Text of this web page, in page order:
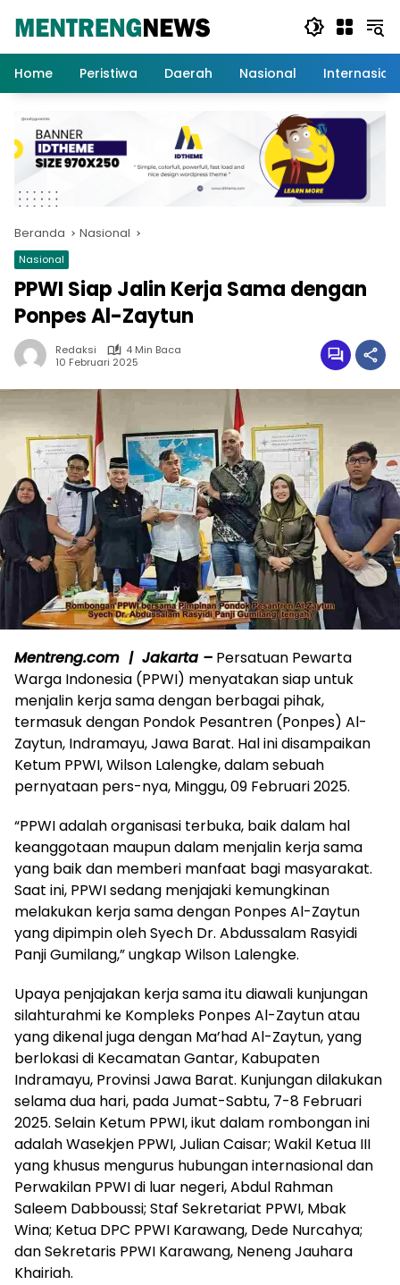
Home
Peristiwa Daerah Nasional
Beranda Nasional
Nasional
PPWI Siap Jalin Kerja Sama dengan
Ponpes Al-Zaytun
Redaksi
4 Min Baca
10 Februari 2025
Mentreng.com | Jakarta – Persatuan Pewarta
Warga Indonesia (PPWI) menyatakan siap untuk
menjalin kerja sama dengan berbagai pihak,
termasuk dengan Pondok Pesantren (Ponpes) Al-
Zaytun, Indramayu, Jawa Barat. Hal ini disampaikan
Ketum PPWI, Wilson Lalengke, dalam sebuah
pernyataan pers-nya, Minggu, 09 Februari 2025.
“PPWI adalah organisasi terbuka, baik dalam hal
keanggotaan maupun dalam menjalin kerja sama
yang baik dan memberi manfaat bagi masyarakat.
Saat ini, PPWI sedang menjajaki kemungkinan
melakukan kerja sama dengan Ponpes Al-Zaytun
yang dipimpin oleh Syech Dr. Abdussalam Rasyidi
Panji Gumilang,” ungkap Wilson Lalengke.
Upaya penjajakan kerja sama itu diawali kunjungan
silahturahmi ke Kompleks Ponpes Al-Zaytun atau
yang dikenal juga dengan Ma’had Al-Zaytun, yang
berlokasi di Kecamatan Gantar, Kabupaten
Indramayu, Provinsi Jawa Barat. Kunjungan dilakukan
selama dua hari, pada Jumat-Sabtu, 7-8 Februari
2025. Selain Ketum PPWI, ikut dalam rombongan ini
adalah Wasekjen PPWI, Julian Caisar; Wakil Ketua III
yang khusus mengurus hubungan internasional dan
Perwakilan PPWI di luar negeri, Abdul Rahman
Saleem Dabboussi; Staf Sekretariat PPWI, Mbak
Wina; Ketua DPC PPWI Karawang, Dede Nurcahya;
dan Sekretaris PPWI Karawang, Neneng Jauhara
Khairiah.